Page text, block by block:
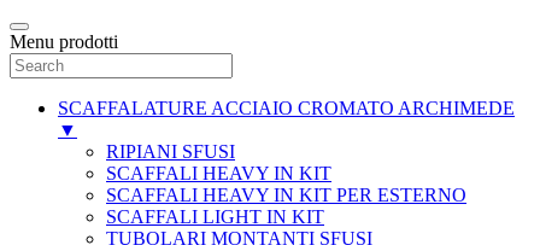
Menu prodotti
SCAFFALATURE ACCIAIO CROMATO ARCHIMEDE
▼
RIPIANI SFUSI
SCAFFALI HEAVY IN KIT
SCAFFALI HEAVY IN KIT PER ESTERNO
SCAFFALI LIGHT IN KIT
TUBOLARI MONTANTI SFUSI